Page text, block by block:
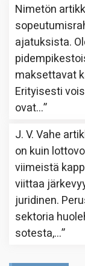
Nimetön
ajatuksista.
maksettavat
Erityisesti
ovat…”
J. V. Vahe
on kuin
viimeistä
viittaa
juridinen.
sektoria
sotesta,…”